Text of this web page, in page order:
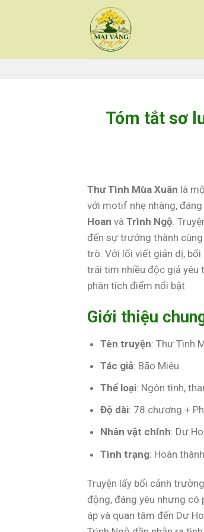
Tóm tắt sơ
Thư Tình Mùa Xuân là
với motif nhẹ nhàng,
Hoan và Trình Ngộ .
đến sự trưởng thành
trò. Với lối viết giản dị,
trái tim nhiều độc giả yêu
phân tích điểm nổi bật
Giới thiệu
Tên truyện: Thư Tình
Tác giả: Bão Miêu
Thể loại: Ngôn tình,
Độ dài: 78 chương +
Nhân vật chính: Dư
Tình trạng: Hoàn thành
Truyện lấy bối cảnh
động, đáng yêu nhưng có
áp và quan tâm đến Dư